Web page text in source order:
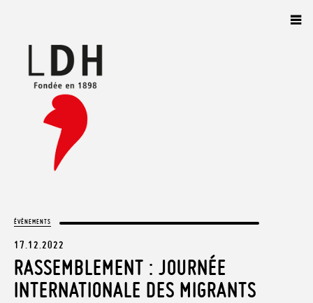
ÉVÈNEMENTS
17.12.2022
RASSEMBLEMENT : JOURNÉE
INTERNATIONALE DES MIGRANTS